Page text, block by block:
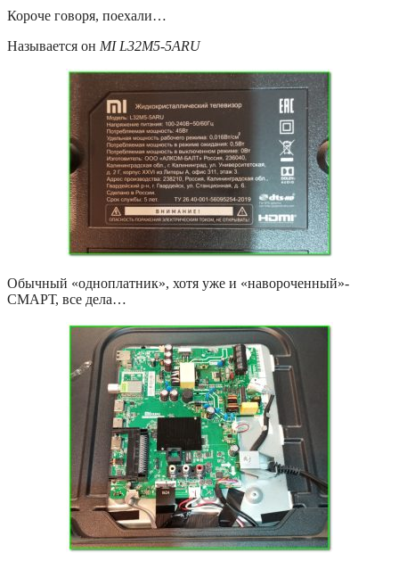
Короче говоря, поехали…
Называется он MI L32M5-5ARU
Обычный «одноплатник», хотя уже и «навороченный»-
СМАРТ, все дела…